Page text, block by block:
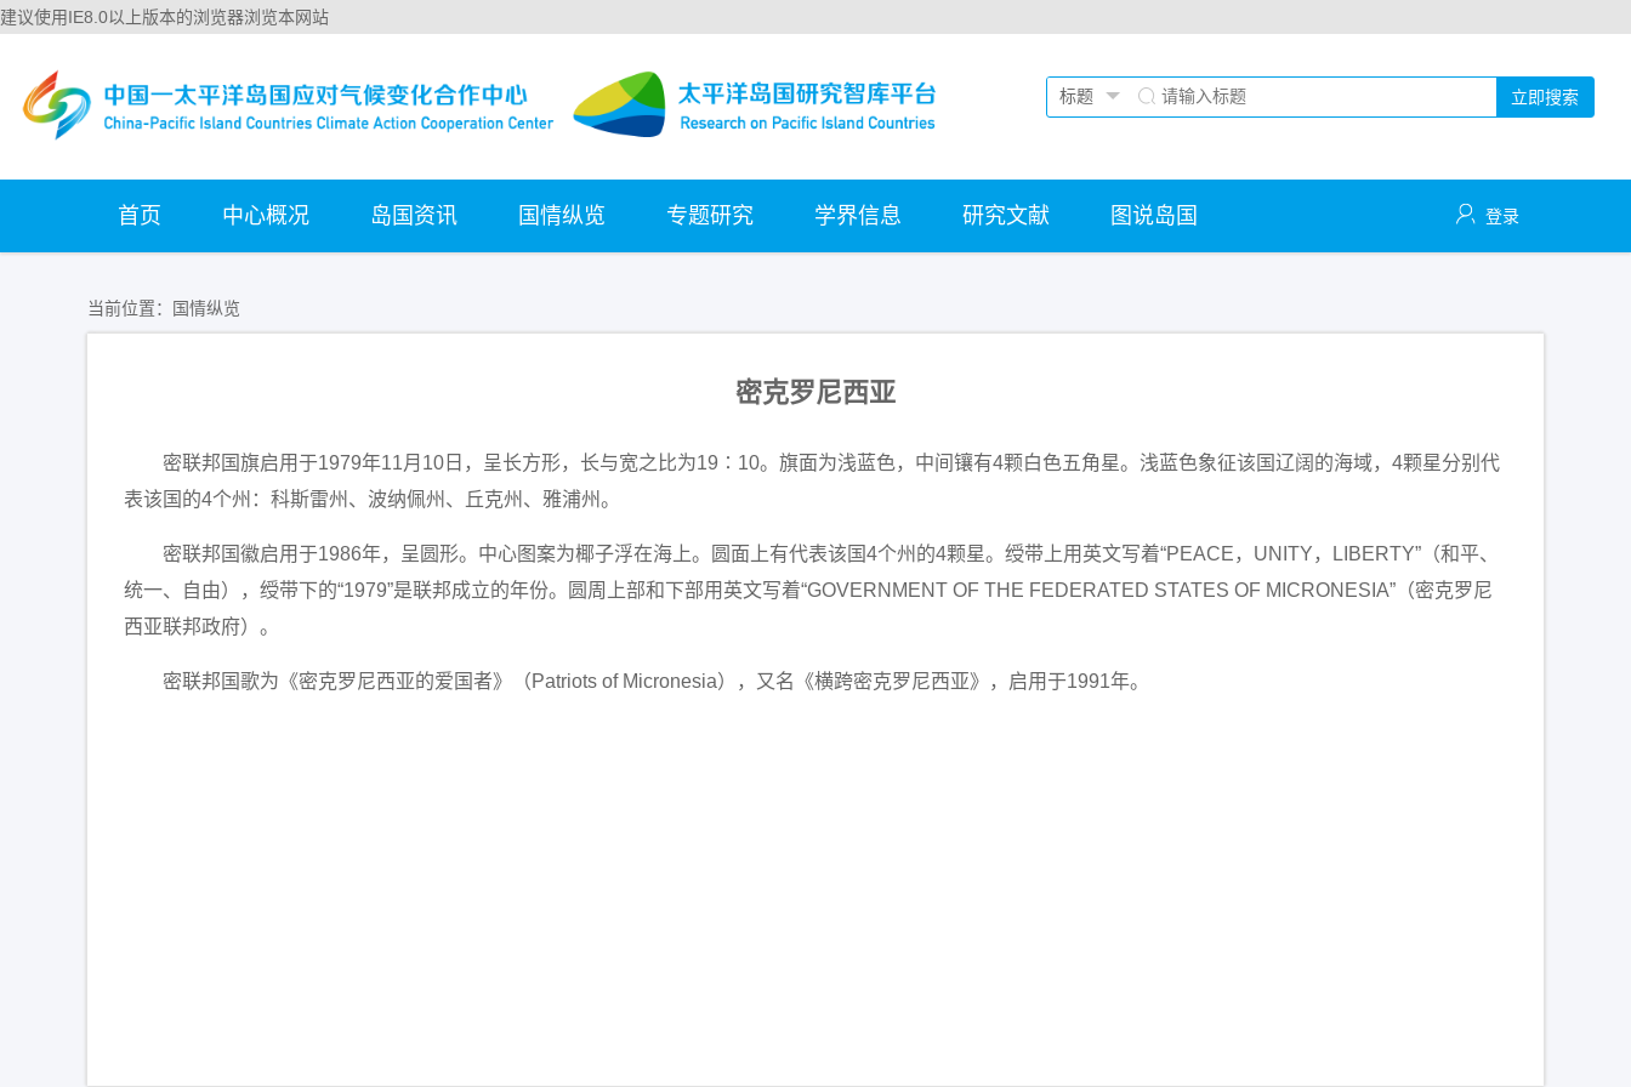
建议使用IE8.0以上版本的浏览器浏览本网站
立即搜索
首页 中心概况 岛国资讯 国情纵览 专题研究 学界信息 研究文献 图说岛国 登录
当前位置： 国情纵览
密克罗尼西亚
密联邦国旗启用于1979年11月10日，呈长方形，长与宽之比为19∶10。旗面为浅蓝色，中间镶有4颗白色五角星。浅蓝色象征该国辽阔的海域，4颗星分别代
表该国的4个州：科斯雷州、波纳佩州、丘克州、雅浦州。
密联邦国徽启用于1986年，呈圆形。中心图案为椰子浮在海上。圆面上有代表该国4个州的4颗星。绶带上用英文写着“PEACE，UNITY，LIBERTY”（和平、
统一、自由），绶带下的“1979”是联邦成立的年份。圆周上部和下部用英文写着“GOVERNMENT OF THE FEDERATED STATES OF MICRONESIA”（密克罗尼
西亚联邦政府）。
密联邦国歌为《密克罗尼西亚的爱国者》（Patriots of Micronesia），又名《横跨密克罗尼西亚》，启用于1991年。